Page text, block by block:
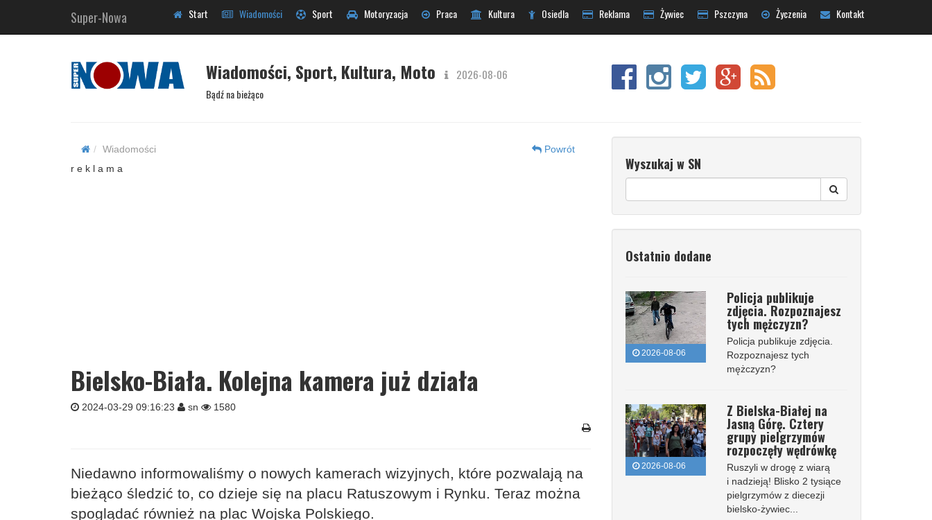
Super-Nowa Start Wiadomości Sport Motoryzacja Praca Kultura Osiedla Reklama Żywiec Pszczyna Życzenia Kontakt
Wiadomości, Sport, Kultura, Moto 2026-08-06
Bądź na bieżąco
Wiadomości
Powrót
r e k l a m a
Bielsko-Biała. Kolejna kamera już działa
2024-03-29 09:16:23 sn 1580
Niedawno informowaliśmy o nowych kamerach wizyjnych, które pozwalają na
bieżąco śledzić to, co dzieje się na placu Ratuszowym i Rynku. Teraz można
spoglądać również na plac Wojska Polskiego.
Wyszukaj w SN
Ostatnio dodane
2026-08-06
Policja publikuje
zdjęcia. Rozpoznajesz
tych mężczyzn?
Policja publikuje zdjęcia.
Rozpoznajesz tych
mężczyzn?
2026-08-06
Z Bielska-Białej na
Jasną Górę. Cztery
grupy pielgrzymów
rozpoczęły wędrówkę
Ruszyli w drogę z wiarą
i nadzieją! Blisko 2 tysiące
pielgrzymów z diecezji
bielsko-żywiec...